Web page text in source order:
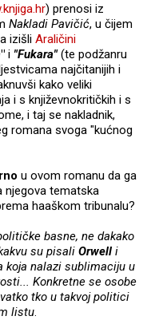
) prenosi iz
Nakladi Pavičić, u čijem
izišli Araličini
" i "Fukara"(te podžanru
najčitanijih i
kako veliki
i s književnokritičkih i s
i taj se nakladnik,
romana svoga "kućnog
u ovom romanu da ga
njegova tematska
haaškom tribunalu?
basne, ne dakako
su pisali Orwell i
koja nalazi sublimaciju u
Konkretne se osobe
tko u takvoj politici
listu.